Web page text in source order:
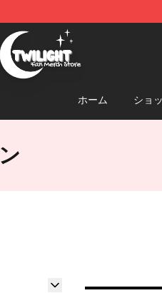
Merchandise Shop
ホーム ショ